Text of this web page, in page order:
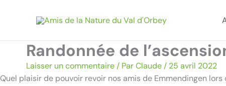
Randonnée de
Laisser un commentaire / ParClaude / 25 avril 2022
Quel plaisir de pouvoir revoir nos amis de Emmendingen